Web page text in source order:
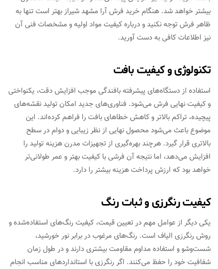
بیشتر خواهد شد. هنگام خرید فرش آرا مشهد شیراز بهتر است تنها به
ظاهر فرش توجه نکنید و درباره کیفیت مواد اولیه و مشخصات فنی آن
نیز اطلاعات کافی به دست آورید.
تکنولوژی و کیفیت بافت
استفاده از دستگاه‌های پیشرفته بافندگی موجب افزایش دقت، یکنواختی
و کیفیت نهایی فرش می‌شود. فناوری‌های جدید امکان تولید نقشه‌های
پیچیده، تراکم بالاتر و کاهش خطاهای بافت را فراهم کرده‌اند. این
موضوع باعث می‌شود محصول نهایی از نظر زیبایی و دوام در سطح
بالاتری قرار گیرد. هرچند بهره‌گیری از تجهیزات مدرن هزینه تولید را
افزایش می‌دهد، اما نتیجه آن فرشی با کیفیت بهتر و عمر طولانی‌تر
خواهد بود که ارزش پرداخت هزینه بیشتر را دارد.
کیفیت رنگرزی و ثبات رنگ
یکی دیگر از عوامل مهم در تعیین قیمت، کیفیت رنگ‌های استفاده‌شده و
روش رنگرزی الیاف است. رنگ‌های مرغوب در برابر نور خورشید،
شست‌وشو و استفاده مداوم مقاومت بیشتری دارند و در طول زمان
شفافیت خود را حفظ می‌کنند. اگر رنگرزی با استانداردهای مناسب انجام